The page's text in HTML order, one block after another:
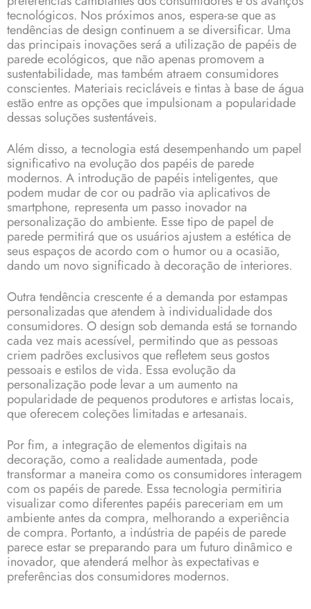
tecnológicos. Nos próximos anos, espera-se que as
tendências de design continuem a se diversificar. Uma
das principais inovações será a utilização de papéis de
parede ecológicos, que não apenas promovem a
sustentabilidade, mas também atraem consumidores
conscientes. Materiais recicláveis e tintas à base de água
estão entre as opções que impulsionam a popularidade
dessas soluções sustentáveis.
Além disso, a tecnologia está desempenhando um papel
significativo na evolução dos papéis de parede
modernos. A introdução de papéis inteligentes, que
podem mudar de cor ou padrão via aplicativos de
smartphone, representa um passo inovador na
personalização do ambiente. Esse tipo de papel de
parede permitirá que os usuários ajustem a estética de
seus espaços de acordo com o humor ou a ocasião,
dando um novo significado à decoração de interiores.
Outra tendência crescente é a demanda por estampas
personalizadas que atendem à individualidade dos
consumidores. O design sob demanda está se tornando
cada vez mais acessível, permitindo que as pessoas
criem padrões exclusivos que refletem seus gostos
pessoais e estilos de vida. Essa evolução da
personalização pode levar a um aumento na
popularidade de pequenos produtores e artistas locais,
que oferecem coleções limitadas e artesanais.
Por fim, a integração de elementos digitais na
decoração, como a realidade aumentada, pode
transformar a maneira como os consumidores interagem
com os papéis de parede. Essa tecnologia permitiria
visualizar como diferentes papéis pareceriam em um
ambiente antes da compra, melhorando a experiência
de compra. Portanto, a indústria de papéis de parede
parece estar se preparando para um futuro dinâmico e
inovador, que atenderá melhor às expectativas e
preferências dos consumidores modernos.